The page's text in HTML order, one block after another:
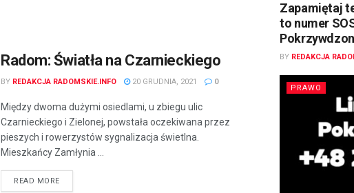
Radom: Światła na Czarnieckiego
BY REDAKCJA RADOMSKIE.INFO 20 GRUDNIA, 2021 0
Między dwoma dużymi osiedlami, u zbiegu ulic
Czarnieckiego i Zielonej, powstała oczekiwana przez
pieszych i rowerzystów sygnalizacja świetlna.
Mieszkańcy Zamłynia ...
READ MORE
Zapamiętaj
to numer
BY REDAKCJA
PRAWO